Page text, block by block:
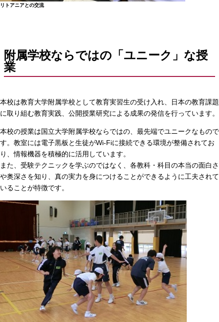
リトアニアとの交流
附属学校ならではの「ユニーク」な授
業
本校は教育大学附属学校として教育実習生の受け入れ、日本の教育課題
に取り組む教育実践、公開授業研究による成果の発信を行っています。
本校の授業は国立大学附属学校ならではの、最先端でユニークなもので
す。教室には電子黒板と生徒がWi-Fiに接続できる環境が整備されてお
り、情報機器を積極的に活用しています。
また、受験テクニックを学ぶのではなく、各教科・科目の本当の面白さ
や奥深さを知り、真の実力を身につけることができるように工夫されて
いることが特徴です。